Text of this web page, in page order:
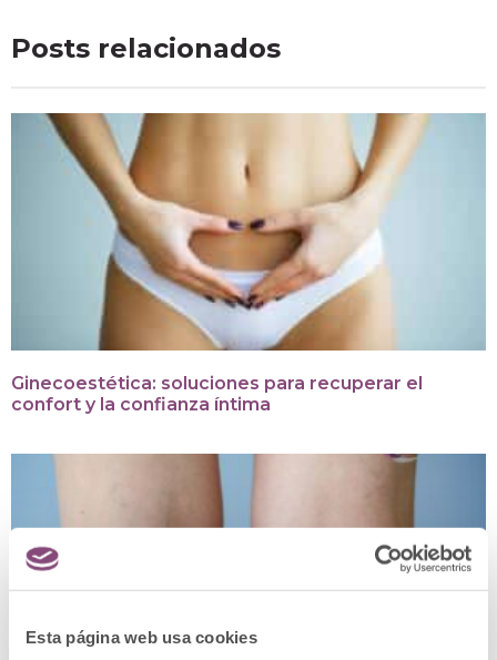
Esta página web usa cookies
Posts relacionados
Ginecoestética: soluciones para recuperar el
confort y la confianza íntima